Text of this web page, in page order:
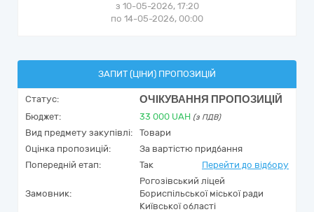
з 10-05-2026, 17:20
по 14-05-2026, 00:00
ЗАПИТ (ЦІНИ) ПРОПОЗИЦІЙ
Статус: ОЧІКУВАННЯ ПРОПОЗИЦІЙ
Бюджет: 33 000 UAH (з ПДВ)
Вид предмету закупівлі:
Товари
Оцінка пропозицій:
За вартістю придбання
Попередній етап:
Так Перейти до відбору
Замовник:
Рогозівський ліцей
Бориспільської міської ради
Київської області